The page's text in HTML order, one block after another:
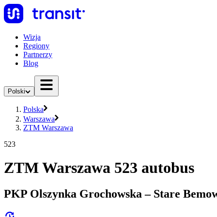
Wizja
Regiony
Partnerzy
Blog
Polski
Polska
Warszawa
ZTM Warszawa
523
ZTM Warszawa 523 autobus
PKP Olszynka Grochowska – Stare